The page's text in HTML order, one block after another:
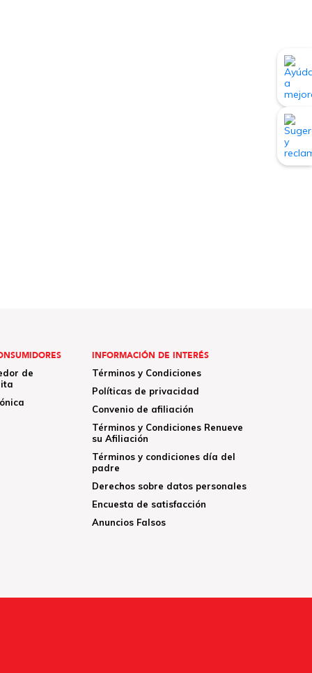
de
INFORMACIÓN DE INTERÉS
Términos y Condiciones
Políticas de privacidad
Convenio de afiliación
Términos y Condiciones Renueve
su Afiliación
Términos y condiciones día del
padre
Derechos sobre datos personales
Encuesta de satisfacción
Anuncios Falsos